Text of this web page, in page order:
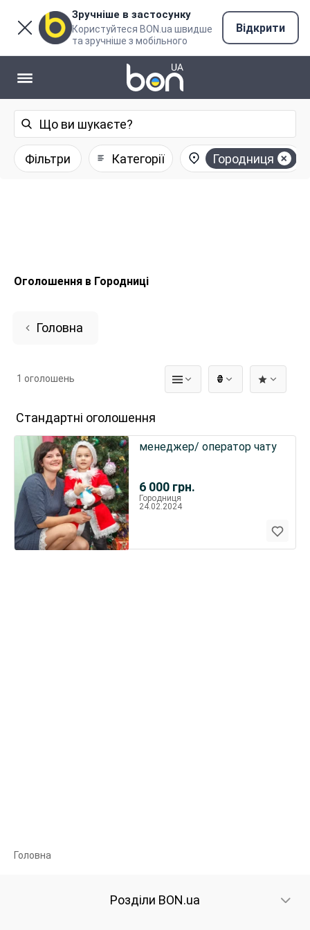
Зручніше в застосунку
Користуйтеся BON.ua швидше
та зручніше з мобільного
Відкрити
Фільтри Категорії Городниця
Оголошення в Городниці
Головна
₴
1 оголошень
Стандартні оголошення
6 000 грн.
менеджер/ оператор чату
Городниця
24.02.2024
Головна
Розділи BON.ua